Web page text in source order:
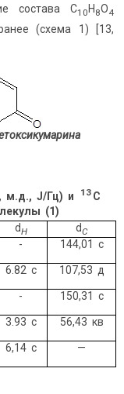
состава С10 Н 8О4
(схема 1) [13,
м.д., J/Гц) и 13 С
(1)
dН dС
- 144,01 с
6.82 с 107,53 д
- 150,31 с
3.93 с 56,43 кв
6,14 с —